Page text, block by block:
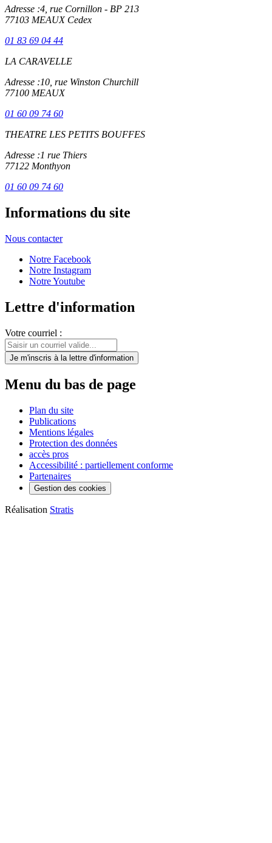
Adresse :4, rue Cornillon - BP 213
77103 MEAUX Cedex
01 83 69 04 44
LA CARAVELLE
Adresse :10, rue Winston Churchill
77100 MEAUX
01 60 09 74 60
THEATRE LES PETITS BOUFFES
Adresse :1 rue Thiers
77122 Monthyon
01 60 09 74 60
Informations du site
Nous contacter
Notre Facebook
Notre Instagram
Notre Youtube
Lettre d'information
Votre courriel :
Je m'inscris à la lettre d'information
Menu du bas de page
Plan du site
Publications
Mentions légales
Protection des données
accès pros
Accessibilité : partiellement conforme
Partenaires
Gestion des cookies
Réalisation Stratis